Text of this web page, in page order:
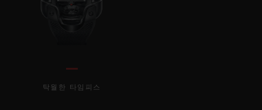
탁월한 타임피스